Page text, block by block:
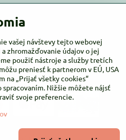
16:00
Copyright
vašej návštevy tejto webovej
zhromažďovanie údajov o jej
použiť nástroje a služby tretích
preniesť k partnerom v EÚ, USA
na „Prijať všetky cookies“
Nižšie môžete nájsť
svoje preferencie.